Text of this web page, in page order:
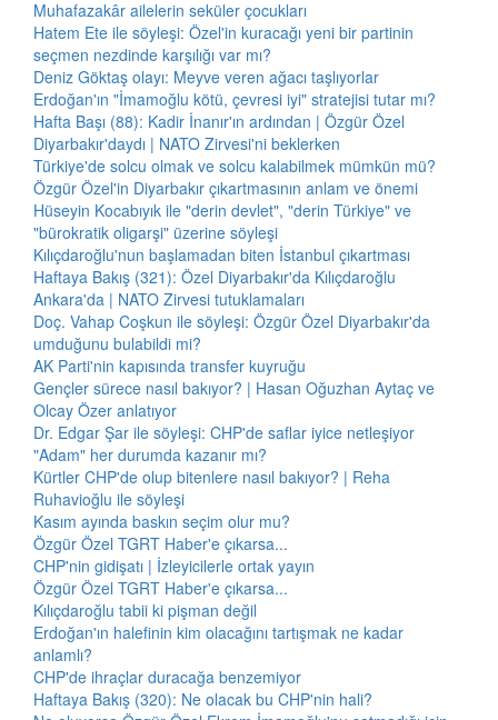
Muhafazakâr ailelerin seküler çocukları
Hatem Ete ile söyleşi: Özel'in kuracağı yeni bir partinin
seçmen nezdinde karşılığı var mı?
Deniz Göktaş olayı: Meyve veren ağacı taşlıyorlar
Erdoğan'ın "İmamoğlu kötü, çevresi iyi" stratejisi tutar mı?
Hafta Başı (88): Kadir İnanır'ın ardından | Özgür Özel
Diyarbakır'daydı | NATO Zirvesi'ni beklerken
Türkiye'de solcu olmak ve solcu kalabilmek mümkün mü?
Özgür Özel'in Diyarbakır çıkartmasının anlam ve önemi
Hüseyin Kocabıyık ile "derin devlet", "derin Türkiye" ve
"bürokratik oligarşi" üzerine söyleşi
Kılıçdaroğlu'nun başlamadan biten İstanbul çıkartması
Haftaya Bakış (321): Özel Diyarbakır'da Kılıçdaroğlu
Ankara'da | NATO Zirvesi tutuklamaları
Doç. Vahap Coşkun ile söyleşi: Özgür Özel Diyarbakır'da
umduğunu bulabildi mi?
AK Parti'nin kapısında transfer kuyruğu
Gençler sürece nasıl bakıyor? | Hasan Oğuzhan Aytaç ve
Olcay Özer anlatıyor
Dr. Edgar Şar ile söyleşi: CHP'de saflar iyice netleşiyor
"Adam" her durumda kazanır mı?
Kürtler CHP'de olup bitenlere nasıl bakıyor? | Reha
Ruhavioğlu ile söyleşi
Kasım ayında baskın seçim olur mu?
Özgür Özel TGRT Haber'e çıkarsa...
CHP'nin gidişatı | İzleyicilerle ortak yayın
Özgür Özel TGRT Haber'e çıkarsa...
Kılıçdaroğlu tabii ki pişman değil
Erdoğan'ın halefinin kim olacağını tartışmak ne kadar
anlamlı?
CHP'de ihraçlar duracağa benzemiyor
Haftaya Bakış (320): Ne olacak bu CHP'nin hali?